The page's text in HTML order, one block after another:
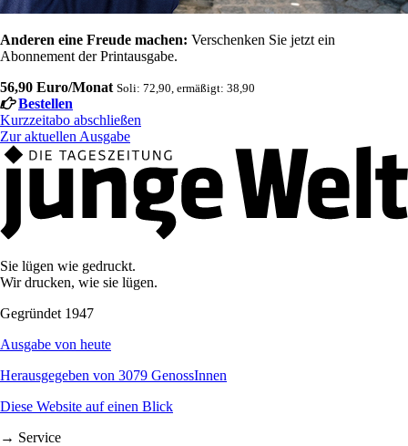
Anderen eine Freude machen: Verschenken Sie jetzt ein
Abonnement der Printausgabe.
56,90 Euro/Monat Soli: 72,90, ermäßigt: 38,90
Bestellen
Kurzzeitabo abschließen
Zur aktuellen Ausgabe
Sie lügen wie gedruckt.
Wir drucken, wie sie lügen.
Gegründet 1947
Ausgabe von heute
Herausgegeben von 3079 GenossInnen
Diese Website auf einen Blick
→ Service